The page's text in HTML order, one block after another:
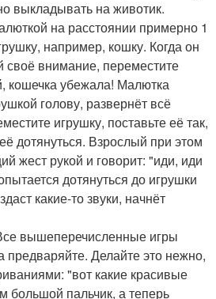
выкладывать на животик.
на расстоянии примерно 1
например, кошку. Когда он
своё внимание, переместите
кошечка убежала! Малютка
голову, развернёт всё
игрушку, поставьте её так,
дотянуться. Взрослый при этом
жест рукой и говорит: "иди, иди
дотянуться до игрушки
какие-то звуки, начнёт
вышеперечисленные игры
Делайте это нежно,
"вот какие красивые
большой пальчик, а теперь